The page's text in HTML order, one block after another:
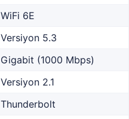
WiFi 6E
Versiyon 5.3
Gigabit (1000 Mbps)
Versiyon 2.1
Thunderbolt